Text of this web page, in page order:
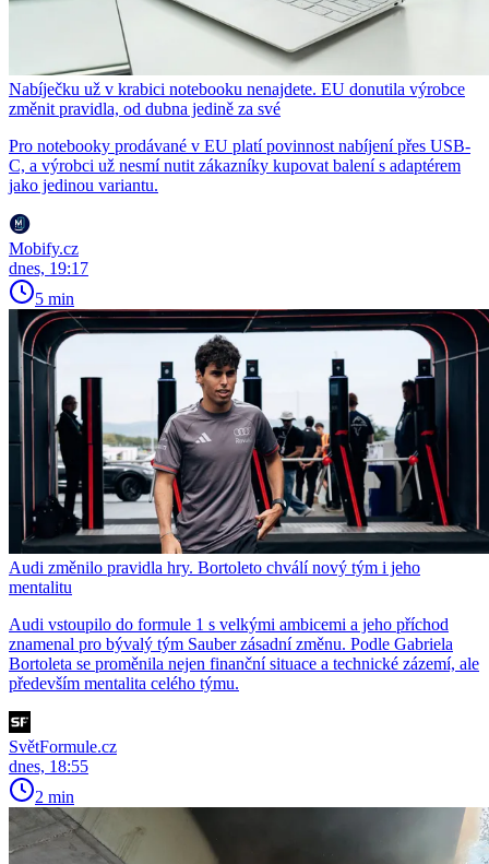
Nabíječku už v krabici notebooku nenajdete. EU donutila výrobce
změnit pravidla, od dubna jedině za své
Pro notebooky prodávané v EU platí povinnost nabíjení přes USB-
C, a výrobci už nesmí nutit zákazníky kupovat balení s adaptérem
jako jedinou variantu.
Mobify.cz
dnes, 19:17
5 min
Audi změnilo pravidla hry. Bortoleto chválí nový tým i jeho
mentalitu
Audi vstoupilo do formule 1 s velkými ambicemi a jeho příchod
znamenal pro bývalý tým Sauber zásadní změnu. Podle Gabriela
Bortoleta se proměnila nejen finanční situace a technické zázemí, ale
především mentalita celého týmu.
SvětFormule.cz
dnes, 18:55
2 min